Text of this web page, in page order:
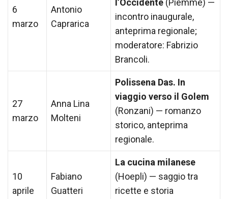
6
marzo
Antonio
Caprarica
l’Occidente (Piemme) —
incontro inaugurale,
anteprima regionale;
moderatore: Fabrizio
Brancoli.
27
marzo
Anna Lina
Molteni
Polissena Das. In
viaggio verso il Golem
(Ronzani) — romanzo
storico, anteprima
regionale.
10
aprile
Fabiano
Guatteri
La cucina milanese
(Hoepli) — saggio tra
ricette e storia